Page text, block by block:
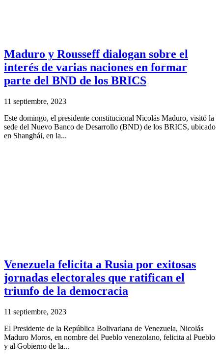
Maduro y Rousseff dialogan sobre el
interés de varias naciones en formar
parte del BND de los BRICS
11 septiembre, 2023
Este domingo, el presidente constitucional Nicolás Maduro, visitó la
sede del Nuevo Banco de Desarrollo (BND) de los BRICS, ubicado
en Shanghái, en la...
Venezuela felicita a Rusia por exitosas
jornadas electorales que ratifican el
triunfo de la democracia
11 septiembre, 2023
El Presidente de la República Bolivariana de Venezuela, Nicolás
Maduro Moros, en nombre del Pueblo venezolano, felicita al Pueblo
y al Gobierno de la...